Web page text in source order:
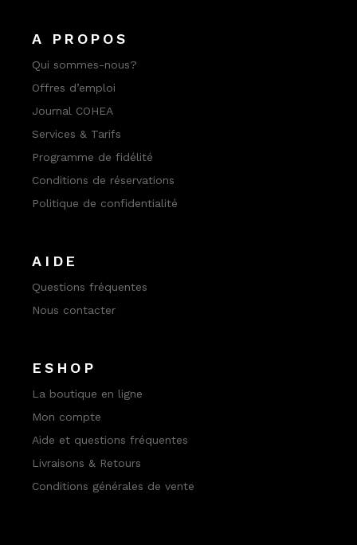
A PROPOS
Qui sommes-nous?
Offres d’emploi
Journal COHEA
Services & Tarifs
Programme de fidélité
Conditions de réservations
Politique de confidentialité
AIDE
Questions fréquentes
Nous contacter
ESHOP
La boutique en ligne
Mon compte
Aide et questions fréquentes
Livraisons & Retours
Conditions générales de vente